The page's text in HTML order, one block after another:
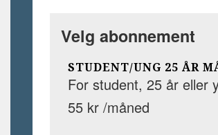
Velg abonnement
STUDENT/UNG 25 ÅR
For student, 25 år eller
55 kr /måned